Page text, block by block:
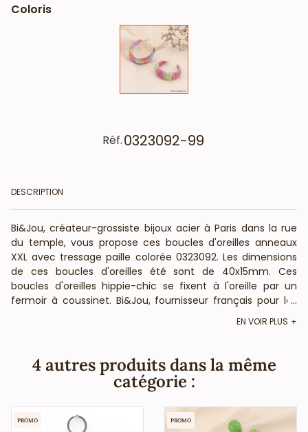
Coloris
Réf.0323092-99
DESCRIPTION
Bi&Jou, créateur-grossiste bijoux acier à Paris dans la rue
du temple, vous propose ces boucles d'oreilles anneaux
XXL avec tressage paille colorée 0323092. Les dimensions
de ces boucles d'oreilles été sont de 40x15mm. Ces
boucles d'oreilles hippie-chic se fixent à l'oreille par un
fermoir à coussinet. Bi&Jou, fournisseur français pour les
que ces boucles d'oreilles créoles pailles colorées et métal
anti-allergiques (conformément aux lois françaises et
européennes).
...
EN VOIR PLUS
4 autres produits dans la même
catégorie :
PROMO PROMO